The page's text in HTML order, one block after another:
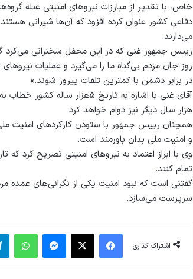
خاص، با تقدیر از مبارزات نیروهای امنیتی عیله
دفاعی کشور عنوان کرده افزود که آن‌ها شیرانی
می‌دارند.
رییس جمهور غنی که در این محفل سخنرانی می‌کرد
روز جان مردم بی‌گناه ما را می‌گیرد و عملیات
در برابر دشمن با کمترین تلفات پیروز شوند.»
هزار سال دیگر نیز دوام خواهد کرد.
همچنان رییس جمهور با ستودن کارکردهای امنیت
و امنیت ملی بدان باورمند است.
وی با ابراز اعتماد به نیروهای امنیتی تصریح کرد
تمام کنند.
گفتنی است که نبود امنیت یکی از نگرانی‌های عمده
سرپرست می‌سازد.
اشتراک گذاری
فیس بوک X پیام رسان واتس آپ